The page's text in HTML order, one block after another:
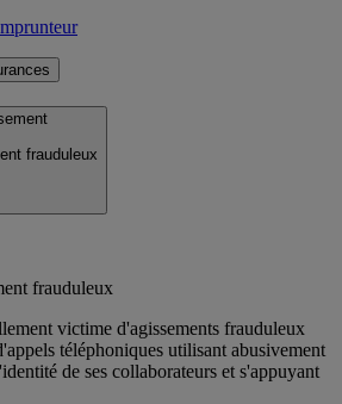
frauduleux
frauduleux
victime d'agissements frauduleux
téléphoniques utilisant abusivement
de ses collaborateurs et s'appuyant